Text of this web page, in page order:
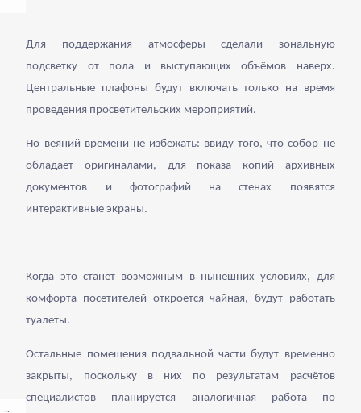
Для поддержания атмосферы сделали зональную
подсветку от пола и выступающих объёмов наверх.
Центральные плафоны будут включать только на время
проведения просветительских мероприятий.
Но веяний времени не избежать: ввиду того, что собор не
обладает оригиналами, для показа копий архивных
документов и фотографий на стенах появятся
интерактивные экраны.
Когда это станет возможным в нынешних условиях, для
комфорта посетителей откроется чайная, будут работать
туалеты.
Остальные помещения подвальной части будут временно
закрыты, поскольку в них по результатам расчётов
специалистов планируется аналогичная работа по